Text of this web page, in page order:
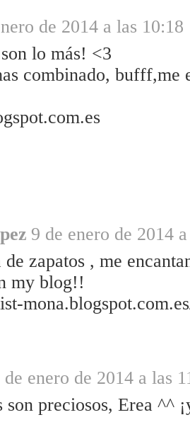
de 2014 a las 10:18
lo más! <3
combinado, bufff,me
9 de enero de 2014
de zapatos , me
my blog!!
de enero de 2014 a las
son preciosos, Erea ^^